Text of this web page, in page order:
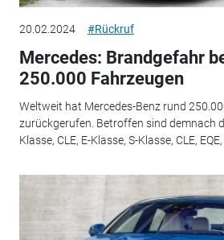
20.02.2024 #Rückruf
Mercedes: Brandgefahr
250.000 Fahrzeugen
Weltweit hat Mercedes-Benz rund
zurückgerufen. Betroffen sind demnach
Klasse, CLE, E-Klasse, S-Klasse, CLE, EQE,